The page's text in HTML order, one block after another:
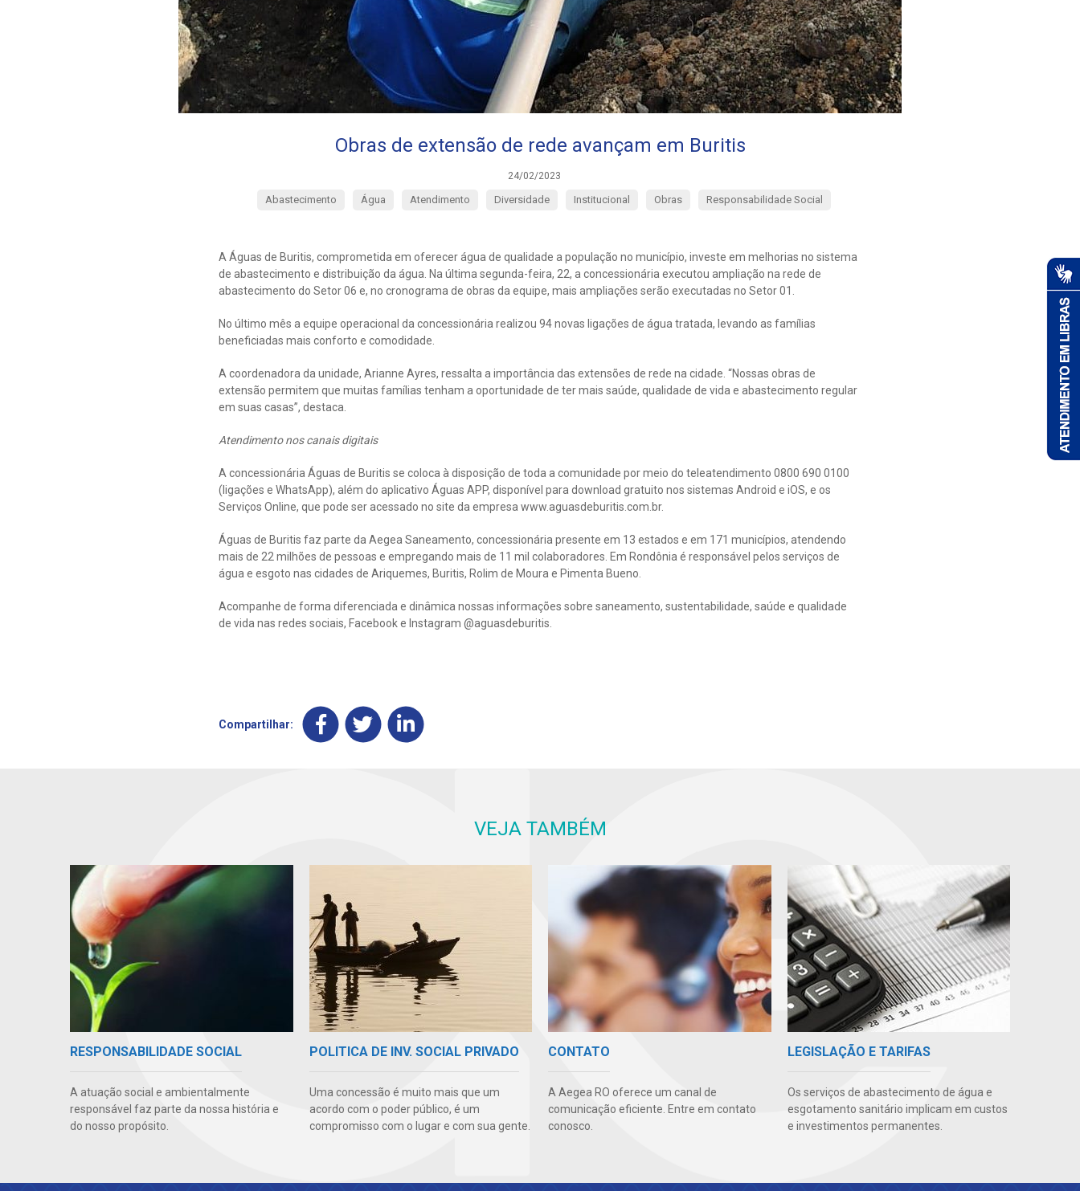
Obras de extensão de rede avançam em Buritis
24/02/2023
Abastecimento Água Atendimento Diversidade Institucional Obras Responsabilidade Social
A Águas de Buritis, comprometida em oferecer água de qualidade a população no município, investe em melhorias no sistema
de abastecimento e distribuição da água. Na última segunda-feira, 22, a concessionária executou ampliação na rede de
abastecimento do Setor 06 e, no cronograma de obras da equipe, mais ampliações serão executadas no Setor 01.
No último mês a equipe operacional da concessionária realizou 94 novas ligações de água tratada, levando as famílias
beneficiadas mais conforto e comodidade.
A coordenadora da unidade, Arianne Ayres, ressalta a importância das extensões de rede na cidade. “Nossas obras de
extensão permitem que muitas famílias tenham a oportunidade de ter mais saúde, qualidade de vida e abastecimento regular
em suas casas”, destaca.
Atendimento nos canais digitais
A concessionária Águas de Buritis se coloca à disposição de toda a comunidade por meio do teleatendimento 0800 690 0100
(ligações e WhatsApp), além do aplicativo Águas APP, disponível para download gratuito nos sistemas Android e iOS, e os
Serviços Online, que pode ser acessado no site da empresa www.aguasdeburitis.com.br.
Águas de Buritis faz parte da Aegea Saneamento, concessionária presente em 13 estados e em 171 municípios, atendendo
mais de 22 milhões de pessoas e empregando mais de 11 mil colaboradores. Em Rondônia é responsável pelos serviços de
água e esgoto nas cidades de Ariquemes, Buritis, Rolim de Moura e Pimenta Bueno.
Acompanhe de forma diferenciada e dinâmica nossas informações sobre saneamento, sustentabilidade, saúde e qualidade
de vida nas redes sociais, Facebook e Instagram @aguasdeburitis.
Compartilhar:
VEJA TAMBÉM
RESPONSABILIDADE SOCIAL
A atuação social e ambientalmente
responsável faz parte da nossa história e
do nosso propósito.
POLITICA DE INV. SOCIAL PRIVADO
Uma concessão é muito mais que um
acordo com o poder público, é um
compromisso com o lugar e com sua gente.
CONTATO
A Aegea RO oferece um canal de
comunicação eficiente. Entre em contato
conosco.
LEGISLAÇÃO E TARIFAS
Os serviços de abastecimento de água e
esgotamento sanitário implicam em custos
e investimentos permanentes.